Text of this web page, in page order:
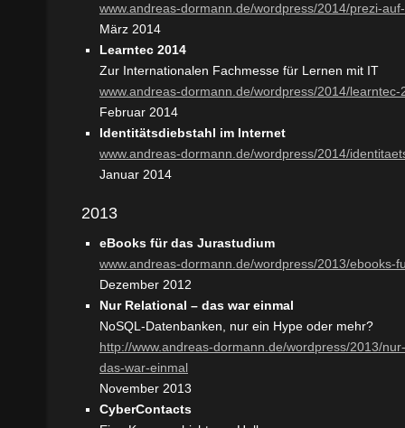
www.andreas-dormann.de/wordpress/2014/prezi-
März 2014
Learntec 2014
Zur Internationalen Fachmesse für Lernen mit IT
www.andreas-dormann.de/wordpress/2014/learntec-
Februar 2014
Identitätsdiebstahl im Internet
www.andreas-dormann.de/wordpress/2014/
Januar 2014
2013
eBooks für das Jurastudium
www.andreas-dormann.de/wordpress/2013/ebooks-
Dezember 2012
Nur Relational – das war einmal
NoSQL-Datenbanken, nur ein Hype oder mehr?
http://www.andreas-dormann.de/wordpress/2013/
das-war-einmal
November 2013
CyberContacts